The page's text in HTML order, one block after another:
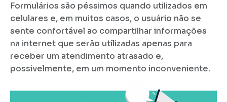
Formulários são péssimos quando utilizados em
celulares e, em muitos casos, o usuário não se
sente confortável ao compartilhar informações
na internet que serão utilizadas apenas para
receber um atendimento atrasado e,
possivelmente, em um momento inconveniente.